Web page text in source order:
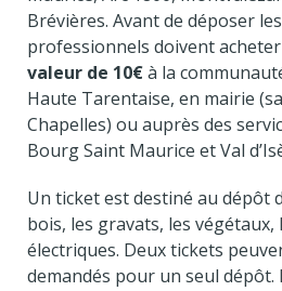
Brévières. Avant de déposer
professionnels doivent
valeur de 10€à la
Haute Tarentaise, en mairie
Chapelles) ou auprès des
Bourg Saint Maurice et Val
Un ticket est destiné au dépôt
bois, les gravats, les végétaux,
électriques. Deux tickets
demandés pour un seul dépôt.